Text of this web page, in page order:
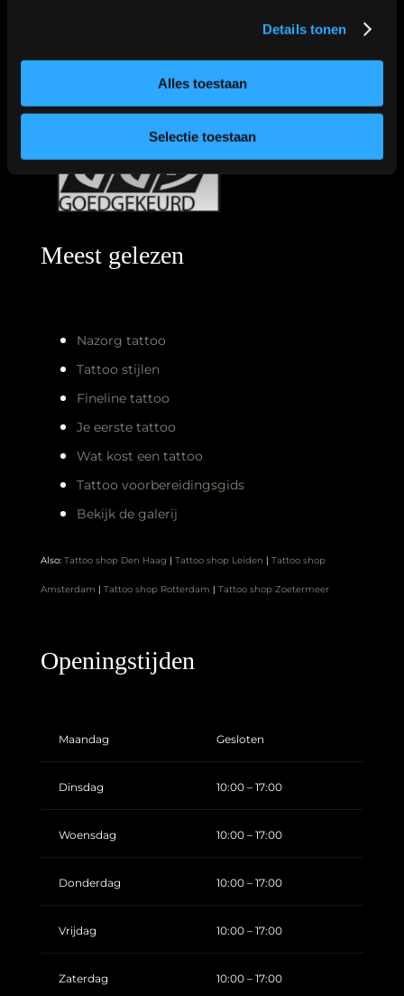
Details tonen
Alles toestaan
Selectie toestaan
Meest gelezen
Nazorg tattoo
Tattoo stijlen
Fineline tattoo
Je eerste tattoo
Wat kost een tattoo
Tattoo voorbereidingsgids
Bekijk de galerij
Also: Tattoo shop Den Haag | Tattoo shop Leiden | Tattoo shop
Amsterdam | Tattoo shop Rotterdam | Tattoo shop Zoetermeer
Openingstijden
Maandag Gesloten
Dinsdag 10:00 – 17:00
Woensdag 10:00 – 17:00
Donderdag 10:00 – 17:00
Vrijdag 10:00 – 17:00
Zaterdag 10:00 – 17:00